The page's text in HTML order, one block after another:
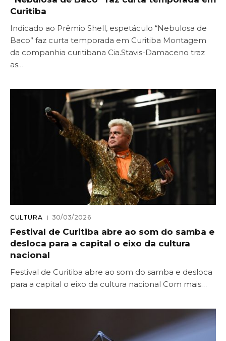
Curitiba
Indicado ao Prêmio Shell, espetáculo “Nebulosa de
Baco” faz curta temporada em Curitiba Montagem
da companhia curitibana Cia.Stavis-Damaceno traz
as…
CULTURA 30/03/2026
Festival de Curitiba abre ao som do samba e
desloca para a capital o eixo da cultura
nacional
Festival de Curitiba abre ao som do samba e desloca
para a capital o eixo da cultura nacional Com mais…